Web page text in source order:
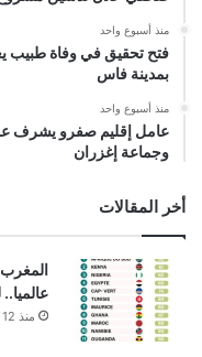
منذ أسبوع واحد
فتح تحقيق في وفاة
بمدينة فاس
منذ أسبوع واحد
عامل إقليم صفرو يشرف
وجماعة إغزران
أخر المقالات
منذ 12 ساعة